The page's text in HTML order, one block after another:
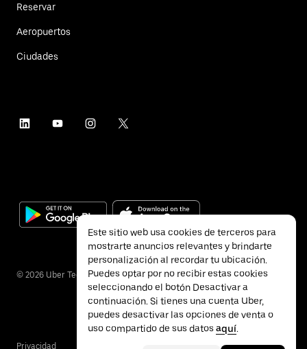
Reservar
Aeropuertos
Ciudades
© 2026 Uber Technologies Inc.
Privacidad
Este sitio web usa cookies de terceros para
mostrarte anuncios relevantes y brindarte
personalización al recordar tu ubicación.
Puedes optar por no recibir estas cookies
seleccionando el botón Desactivar a
continuación. Si tienes una cuenta Uber,
puedes desactivar las opciones de venta o
uso compartido de sus datos aquí.